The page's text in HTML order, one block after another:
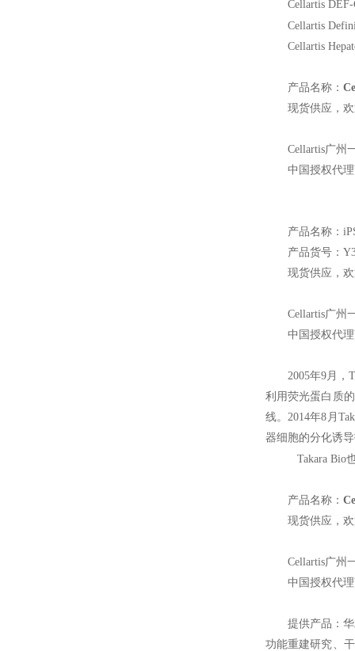
Cellartis
Cellartis
Cellartis
产品名称：
现货供应，
Cellartis广州
中国授权代
产品名称：
产品货号：
现货供应，
Cellartis广州
中国授权代
2005年9月，
利用荧光蛋白质
线。2014年8月
器细胞的分化诱
Takara Bio
产品名称：
现货供应，
Cellartis广州
中国授权代
提供产品：
功能重建研究、